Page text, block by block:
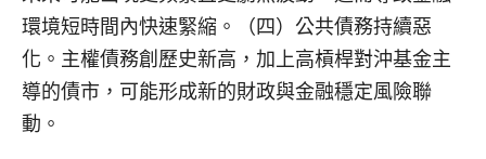
環境短時間內快速緊縮。（四）公共債務持續惡
化。主權債務創歷史新高，加上高槓桿對沖基金主
導的債市，可能形成新的財政與金融穩定風險聯
動。